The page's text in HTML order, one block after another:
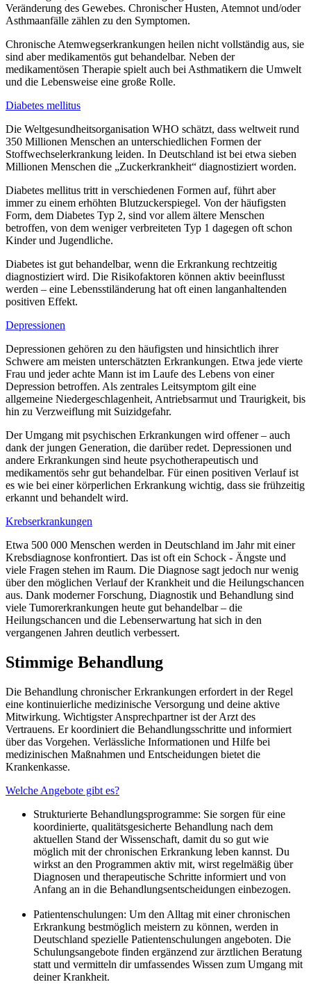
Veränderung des Gewebes. Chronischer Husten, Atemnot und/oder
Asthmaanfälle zählen zu den Symptomen.
Chronische Atemwegserkrankungen heilen nicht vollständig aus, sie
sind aber medikamentös gut behandelbar. Neben der
medikamentösen Therapie spielt auch bei Asthmatikern die Umwelt
und die Lebensweise eine große Rolle.
Diabetes mellitus
Die Weltgesundheitsorganisation WHO schätzt, dass weltweit rund
350 Millionen Menschen an unterschiedlichen Formen der
Stoffwechselerkrankung leiden. In Deutschland ist bei etwa sieben
Millionen Menschen die „Zuckerkrankheit“ diagnostiziert worden.
Diabetes mellitus tritt in verschiedenen Formen auf, führt aber
immer zu einem erhöhten Blutzuckerspiegel. Von der häufigsten
Form, dem Diabetes Typ 2, sind vor allem ältere Menschen
betroffen, von dem weniger verbreiteten Typ 1 dagegen oft schon
Kinder und Jugendliche.
Diabetes ist gut behandelbar, wenn die Erkrankung rechtzeitig
diagnostiziert wird. Die Risikofaktoren können aktiv beeinflusst
werden – eine Lebensstiländerung hat oft einen langanhaltenden
positiven Effekt.
Depressionen
Depressionen gehören zu den häufigsten und hinsichtlich ihrer
Schwere am meisten unterschätzten Erkrankungen. Etwa jede vierte
Frau und jeder achte Mann ist im Laufe des Lebens von einer
Depression betroffen. Als zentrales Leitsymptom gilt eine
allgemeine Niedergeschlagenheit, Antriebsarmut und Traurigkeit, bis
hin zu Verzweiflung mit Suizidgefahr.
Der Umgang mit psychischen Erkrankungen wird offener – auch
dank der jungen Generation, die darüber redet. Depressionen und
andere Erkrankungen sind heute psychotherapeutisch und
medikamentös sehr gut behandelbar. Für einen positiven Verlauf ist
es wie bei einer körperlichen Erkrankung wichtig, dass sie frühzeitig
erkannt und behandelt wird.
Krebserkrankungen
Etwa 500 000 Menschen werden in Deutschland im Jahr mit einer
Krebsdiagnose konfrontiert. Das ist oft ein Schock - Ängste und
viele Fragen stehen im Raum. Die Diagnose sagt jedoch nur wenig
über den möglichen Verlauf der Krankheit und die Heilungschancen
aus. Dank moderner Forschung, Diagnostik und Behandlung sind
viele Tumorerkrankungen heute gut behandelbar – die
Heilungschancen und die Lebenserwartung hat sich in den
vergangenen Jahren deutlich verbessert.
Stimmige Behandlung
Die Behandlung chronischer Erkrankungen erfordert in der Regel
eine kontinuierliche medizinische Versorgung und deine aktive
Mitwirkung. Wichtigster Ansprechpartner ist der Arzt des
Vertrauens. Er koordiniert die Behandlungsschritte und informiert
über das Vorgehen. Verlässliche Informationen und Hilfe bei
medizinischen Maßnahmen und Entscheidungen bietet die
Krankenkasse.
Welche Angebote gibt es?
Strukturierte Behandlungsprogramme: Sie sorgen für eine
koordinierte, qualitätsgesicherte Behandlung nach dem
aktuellen Stand der Wissenschaft, damit du so gut wie
möglich mit der chronischen Erkrankung leben kannst. Du
wirkst an den Programmen aktiv mit, wirst regelmäßig über
Diagnosen und therapeutische Schritte informiert und von
Anfang an in die Behandlungsentscheidungen einbezogen.
Patientenschulungen: Um den Alltag mit einer chronischen
Erkrankung bestmöglich meistern zu können, werden in
Deutschland spezielle Patientenschulungen angeboten. Die
Schulungsangebote finden ergänzend zur ärztlichen Beratung
statt und vermitteln dir umfassendes Wissen zum Umgang mit
deiner Krankheit.